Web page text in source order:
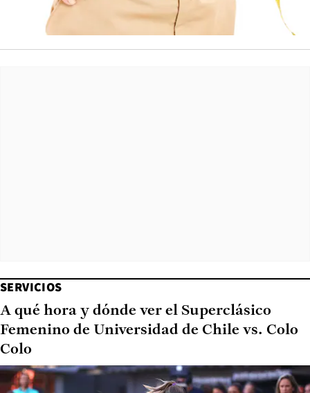
SERVICIOS
A qué hora y dónde ver el Superclásico
Femenino de Universidad de Chile vs. Colo
Colo